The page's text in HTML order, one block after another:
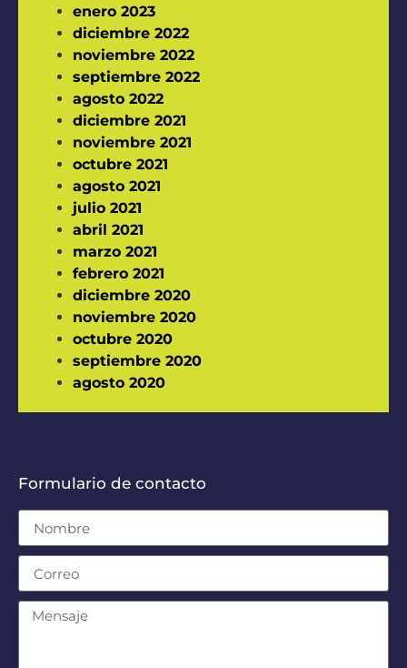
enero 2023
diciembre 2022
noviembre 2022
septiembre 2022
agosto 2022
diciembre 2021
noviembre 2021
octubre 2021
agosto 2021
julio 2021
abril 2021
marzo 2021
febrero 2021
diciembre 2020
noviembre 2020
octubre 2020
septiembre 2020
agosto 2020
Formulario de contacto